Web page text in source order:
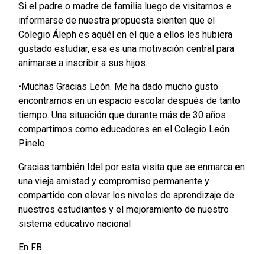
Si el padre o madre de familia luego de visitarnos e
informarse de nuestra propuesta sienten que el
Colegio Áleph es aquél en el que a ellos les hubiera
gustado estudiar, esa es una motivación central para
animarse a inscribir a sus hijos.
•Muchas Gracias León. Me ha dado mucho gusto
encontrarnos en un espacio escolar después de tanto
tiempo. Una situación que durante más de 30 años
compartimos como educadores en el Colegio León
Pinelo.
Gracias también Idel por esta visita que se enmarca en
una vieja amistad y compromiso permanente y
compartido con elevar los niveles de aprendizaje de
nuestros estudiantes y el mejoramiento de nuestro
sistema educativo nacional
En FB